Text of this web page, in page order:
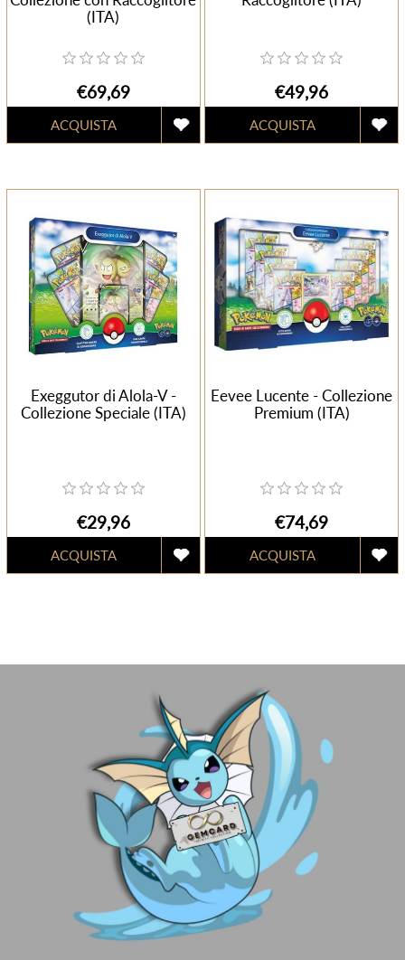
(ITA)
€69,69 €49,96
Exeggutor di Alola-V -
Collezione Speciale (ITA)
€29,96
Eevee Lucente - Collezione
Premium (ITA)
€74,69